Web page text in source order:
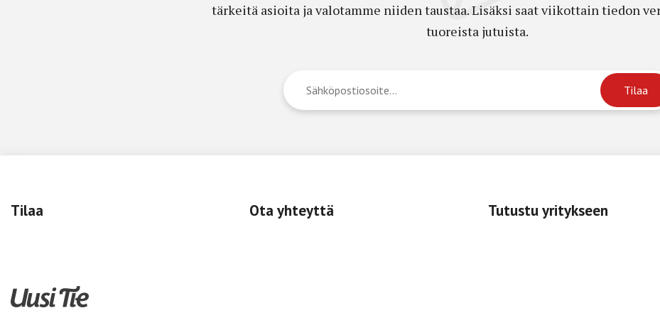
tärkeitä asioita ja valotamme niiden taustaa. Lisäksi saat viikottain tiedon
tuoreista jutuista.
Tilaa Ota yhteyttä Tutustu yritykseen